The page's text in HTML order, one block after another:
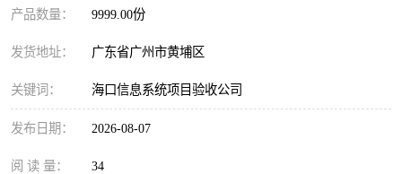
产品数量： 9999.00份
发货地址： 广东省广州市黄埔区
关键词： 海口信息系统项目验收公司
发布日期： 2026-08-07
阅 读 量： 34